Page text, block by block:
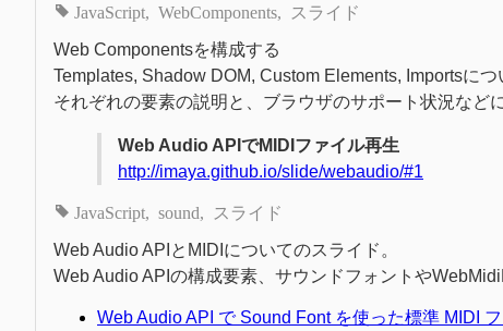
JavaScript WebComponents スライド
Web Componentsを構成する
Templates, Shadow DOM, Custom Elements, Importsにつ
それぞれの要素の説明と、ブラウザのサポート状況など
Web Audio APIでMIDIファイル再生
http://imaya.github.io/slide/webaudio/#1
JavaScript sound スライド
Web Audio APIとMIDIについてのスライド。
Web Audio APIの構成要素、サウンドフォントや
Web Audio API で Sound Font を使った標準 MIDI